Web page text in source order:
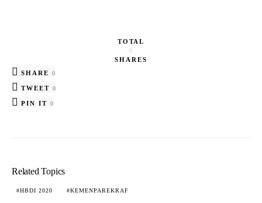
TOTAL
0
SHARES
SHARE
0
TWEET 0
PIN IT 0
Related Topics
HBDI 2020 KEMENPAREKRAF